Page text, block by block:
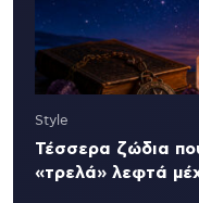
Style
Τέσσερα ζώδια
«τρελά» λεφτά